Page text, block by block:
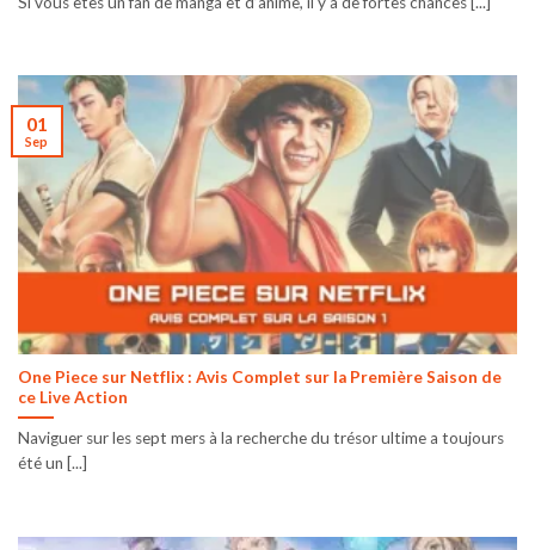
One Piece sur Netflix : Avis Complet sur la Première Saison de
ce Live Action
Naviguer sur les sept mers à la recherche du trésor ultime a toujours
été un [...]
01
Sep